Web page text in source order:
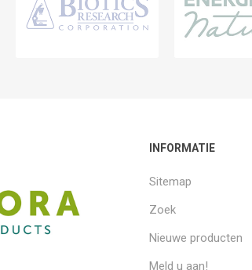
INFORMATIE
Sitemap
Zoek
Nieuwe producten
Meld u aan!